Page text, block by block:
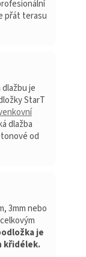
přát terasu
je
StarT
dlažba
od
3mm nebo
je
křidélek.